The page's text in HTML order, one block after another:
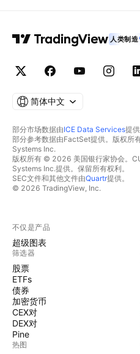
人类制造
简体中文
部分市场数据由ICE Data Services提供
部分参考数据由FactSet提供。版权
Systems Inc.
版权所有 © 2026 美国银行家协会。
Systems Inc.提供。保留所有权利。
SEC文件和其他文件由Quartr提供。
© 2026 TradingView, Inc.
不仅是产品
超级图表
筛选器
股票
ETFs
债券
加密货币
CEX对
DEX对
Pine
热图